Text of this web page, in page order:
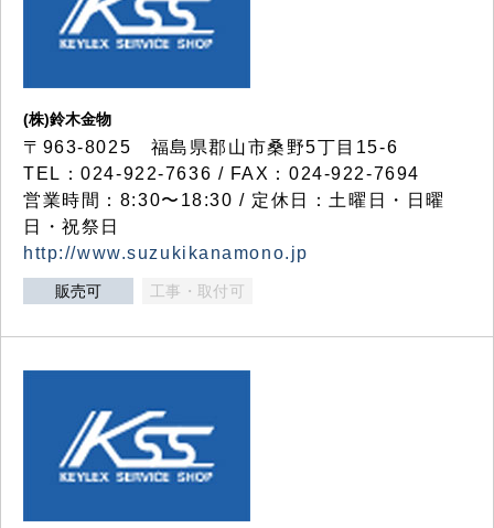
(株)鈴木金物
〒963-8025 福島県郡山市桑野5丁目15-6
TEL：024-922-7636 / FAX：024-922-7694
営業時間：8:30〜18:30 / 定休日：土曜日・日曜
日・祝祭日
http://www.suzukikanamono.jp
販売可 工事・取付可